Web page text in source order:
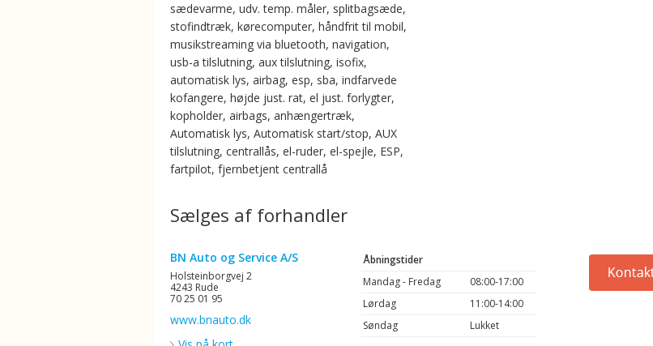
sædevarme, udv. temp. måler, splitbagsæde,
stofindtræk, kørecomputer, håndfrit til mobil,
musikstreaming via bluetooth, navigation,
usb-a tilslutning, aux tilslutning, isofix,
automatisk lys, airbag, esp, sba, indfarvede
kofangere, højde just. rat, el just. forlygter,
kopholder, airbags, anhængertræk,
Automatisk lys, Automatisk start/stop, AUX
tilslutning, centrallås, el-ruder, el-spejle, ESP,
fartpilot, fjernbetjent centrallå
Sælges af forhandler
BN Auto og Service A/S
Holsteinborgvej 2
4243 Rude
70 25 01 95
www.bnauto.dk
Åbningstider
Mandag - Fredag
08:00-17:00
Lørdag
11:00-14:00
Søndag
Lukket